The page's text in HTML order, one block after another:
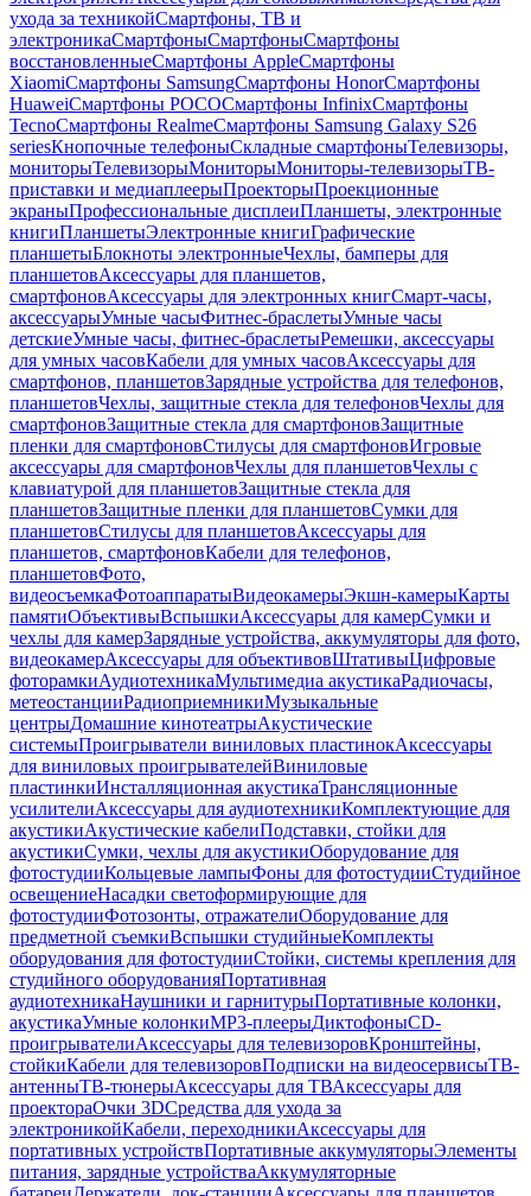
ухода за техникойСмартфоны, ТВ и
электроникаСмартфоныСмартфоныСмартфоны
восстановленныеСмартфоны AppleСмартфоны
XiaomiСмартфоны SamsungСмартфоны HonorСмартфоны
HuaweiСмартфоны POCOСмартфоны InfinixСмартфоны
TecnoСмартфоны RealmeСмартфоны Samsung Galaxy S26
seriesКнопочные телефоныСкладные смартфоныТелевизоры,
мониторыТелевизорыМониторыМониторы-телевизорыТВ-
приставки и медиаплеерыПроекторыПроекционные
экраныПрофессиональные дисплеиПланшеты, электронные
книгиПланшетыЭлектронные книгиГрафические
планшетыБлокноты электронныеЧехлы, бамперы для
планшетовАксессуары для планшетов,
смартфоновАксессуары для электронных книгСмарт-часы,
аксессуарыУмные часыФитнес-браслетыУмные часы
детскиеУмные часы, фитнес-браслетыРемешки, аксессуары
для умных часовКабели для умных часовАксессуары для
смартфонов, планшетовЗарядные устройства для телефонов,
планшетовЧехлы, защитные стекла для телефоновЧехлы для
смартфоновЗащитные стекла для смартфоновЗащитные
пленки для смартфоновСтилусы для смартфоновИгровые
аксессуары для смартфоновЧехлы для планшетовЧехлы с
клавиатурой для планшетовЗащитные стекла для
планшетовЗащитные пленки для планшетовСумки для
планшетовСтилусы для планшетовАксессуары для
планшетов, смартфоновКабели для телефонов,
планшетовФото,
видеосъемкаФотоаппаратыВидеокамерыЭкшн-камерыКарты
памятиОбъективыВспышкиАксессуары для камерСумки и
чехлы для камерЗарядные устройства, аккумуляторы для фото,
видеокамерАксессуары для объективовШтативыЦифровые
фоторамкиАудиотехникаМультимедиа акустикаРадиочасы,
метеостанцииРадиоприемникиМузыкальные
центрыДомашние кинотеатрыАкустические
системыПроигрыватели виниловых пластинокАксессуары
для виниловых проигрывателейВиниловые
пластинкиИнсталляционная акустикаТрансляционные
усилителиАксессуары для аудиотехникиКомплектующие для
акустикиАкустические кабелиПодставки, стойки для
акустикиСумки, чехлы для акустикиОборудование для
фотостудииКольцевые лампыФоны для фотостудииСтудийное
освещениеНасадки светоформирующие для
фотостудииФотозонты, отражателиОборудование для
предметной съемкиВспышки студийныеКомплекты
оборудования для фотостудииСтойки, системы крепления для
студийного оборудованияПортативная
аудиотехникаНаушники и гарнитурыПортативные колонки,
акустикаУмные колонкиMP3-плеерыДиктофоныCD-
проигрывателиАксессуары для телевизоровКронштейны,
стойкиКабели для телевизоровПодписки на видеосервисыТВ-
антенныТВ-тюнерыАксессуары для ТВАксессуары для
проектораОчки 3DСредства для ухода за
электроникойКабели, переходникиАксессуары для
портативных устройствПортативные аккумуляторыЭлементы
питания, зарядные устройстваАккумуляторные